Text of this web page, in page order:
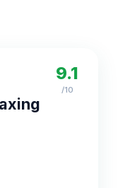
9.1
/10